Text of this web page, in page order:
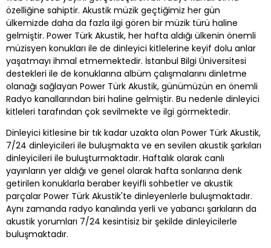
özelliğine sahiptir. Akustik müzik geçtiğimiz her gün
ülkemizde daha da fazla ilgi gören bir müzik türü haline
gelmiştir. Power Türk Akustik, her hafta aldığı ülkenin önemli
müzisyen konukları ile de dinleyici kitlelerine keyif dolu anlar
yaşatmayı ihmal etmemektedir. İstanbul Bilgi Üniversitesi
destekleri ile de konuklarına albüm çalışmalarını dinletme
olanağı sağlayan Power Türk Akustik, günümüzün en önemli
Radyo kanallarından biri haline gelmiştir. Bu nedenle dinleyici
kitleleri tarafından çok sevilmekte ve ilgi görmektedir.
Dinleyici kitlesine bir tık kadar uzakta olan Power Türk Akustik,
7/24 dinleyicileri ile buluşmakta ve en sevilen akustik şarkıları
dinleyicileri ile buluşturmaktadır. Haftalık olarak canlı
yayınların yer aldığı ve genel olarak hafta sonlarına denk
getirilen konuklarla beraber keyifli sohbetler ve akustik
parçalar Power Türk Akustik'te dinleyenlerle buluşmaktadır.
Aynı zamanda radyo kanalında yerli ve yabancı şarkıların da
akustik yorumları 7/24 kesintisiz bir şekilde dinleyicilerle
buluşmaktadır.